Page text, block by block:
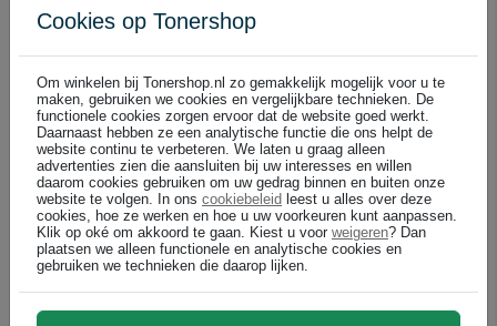
DIRECT LEVERBAAR
In winkelwagen
Esselte Vivida ringband / A4 / plastic / 4 O-ringen / groen
DIRECT LEVERBAAR € 5,49
(€ 4,54 excl)
Cookies op Tonershop
Om winkelen bij Tonershop.nl zo gemakkelijk mogelijk voor u te
maken, gebruiken we cookies en vergelijkbare technieken. De
functionele cookies zorgen ervoor dat de website goed werkt.
Daarnaast hebben ze een analytische functie die ons helpt de
website continu te verbeteren. We laten u graag alleen
advertenties zien die aansluiten bij uw interesses en willen
daarom cookies gebruiken om uw gedrag binnen en buiten onze
website te volgen. In ons cookiebeleid leest u alles over deze
cookies, hoe ze werken en hoe u uw voorkeuren kunt aanpassen.
Klik op oké om akkoord te gaan. Kiest u voor weigeren? Dan
plaatsen we alleen functionele en analytische cookies en
gebruiken we technieken die daarop lijken.